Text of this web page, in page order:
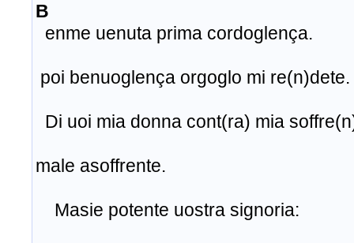
enme uenuta prima cordoglença.
poi benuoglença orgoglo mi re(n)dete.
Di uoi mia donna cont(ra) mia
male asoffrente.
Masie potente uostra signoria: